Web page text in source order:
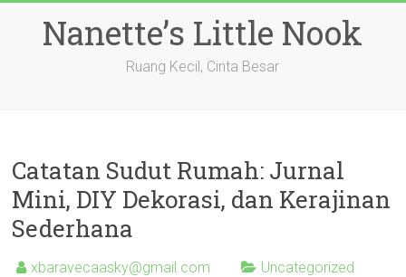
contentNanette’s Little Nook
Ruang Kecil, Cinta Besar
Catatan Sudut Rumah: Jurnal
Mini, DIY Dekorasi, dan Kerajinan
Sederhana
xbaravecaasky@gmail.com Uncategorized